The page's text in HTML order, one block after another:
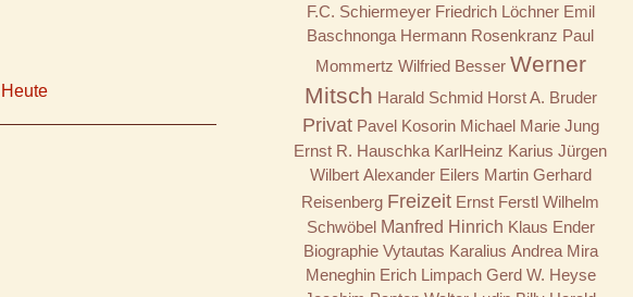
Heute
F.C. Schiermeyer Friedrich Löchner Emil
Baschnonga Hermann Rosenkranz Paul
Mommertz Wilfried Besser Werner
Mitsch Harald Schmid Horst A. Bruder
Privat Pavel Kosorin Michael Marie Jung
Ernst R. Hauschka KarlHeinz Karius Jürgen
Wilbert Alexander Eilers Martin Gerhard
Reisenberg Freizeit Ernst Ferstl Wilhelm
Schwöbel Manfred Hinrich Klaus Ender
Biographie Vytautas Karalius Andrea Mira
Meneghin Erich Limpach Gerd W. Heyse